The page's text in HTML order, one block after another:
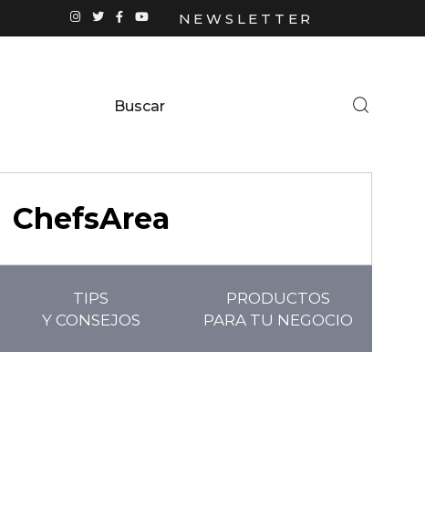
NEWSLETTER
ChefsArea
TIPS
Y CONSEJOS
PRODUCTOS
PARA TU NEGOCIO